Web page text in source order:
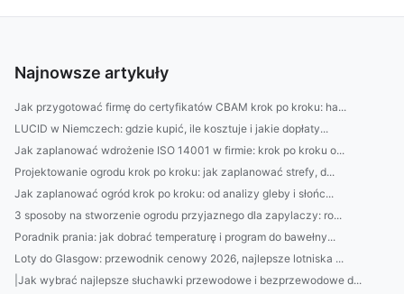
Najnowsze artykuły
Jak przygotować firmę do certyfikatów CBAM krok po kroku: ha...
LUCID w Niemczech: gdzie kupić, ile kosztuje i jakie dopłaty...
Jak zaplanować wdrożenie ISO 14001 w firmie: krok po kroku o...
Projektowanie ogrodu krok po kroku: jak zaplanować strefy, d...
Jak zaplanować ogród krok po kroku: od analizy gleby i słońc...
3 sposoby na stworzenie ogrodu przyjaznego dla zapylaczy: ro...
Poradnik prania: jak dobrać temperaturę i program do bawełny...
Loty do Glasgow: przewodnik cenowy 2026, najlepsze lotniska ...
|Jak wybrać najlepsze słuchawki przewodowe i bezprzewodowe d...